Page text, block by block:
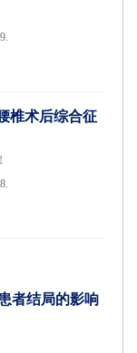
椎术后综合征
者结局的影响